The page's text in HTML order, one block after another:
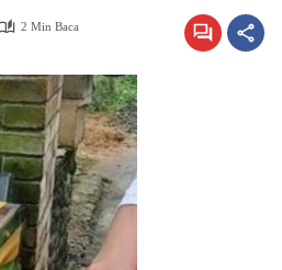
2 Min Baca